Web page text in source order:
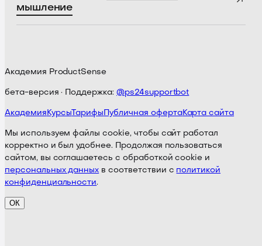
мышление
Академия ProductSense
бета-версия · Поддержка: @ps24supportbot
Академия КурсыТарифы Публичная офертаКарта сайта
Мы используем файлы cookie, чтобы сайт работал
корректно и был удобнее. Продолжая пользоваться
сайтом, вы соглашаетесь с обработкой cookie и
персональных данных в соответствии с политикой
конфиденциальности.
ОК